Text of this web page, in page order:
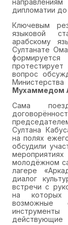
дипломатии до
Ключевым
языковой
арабскому
Султанате
вопрос
Мухаммедом
Сама
Султана
на полях
обсудили
молодёжном
лагере
диалог
встречи с
на которых
возможные